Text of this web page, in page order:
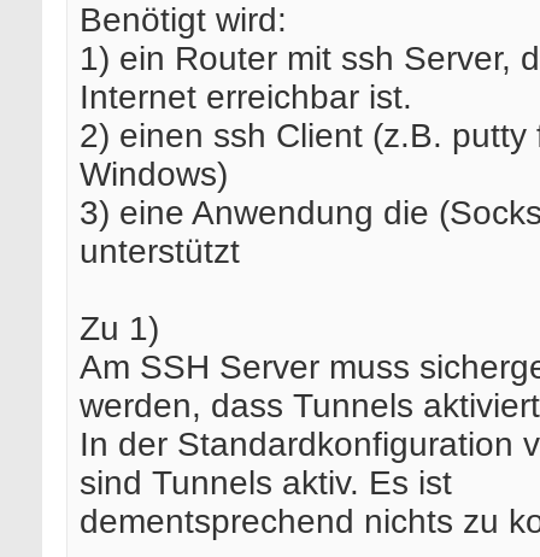
Benötigt wird:
1) ein Router mit ssh Server,
Internet erreichbar ist.
2) einen ssh Client (z.B. putty
Windows)
3) eine Anwendung die
unterstützt
Zu 1)
Am SSH Server muss
werden, dass Tunnels
In der Standardkonfiguration
sind Tunnels aktiv. Es ist
dementsprechend nichts zu